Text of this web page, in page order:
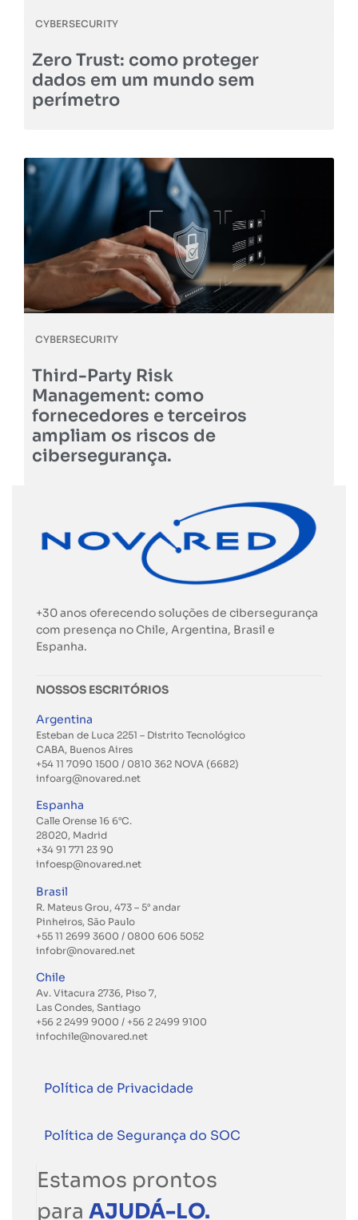
CYBERSECURITY
Zero Trust: como proteger
dados em um mundo sem
perímetro
CYBERSECURITY
Third-Party Risk
Management: como
fornecedores e terceiros
ampliam os riscos de
cibersegurança.
+30 anos oferecendo soluções de cibersegurança
com presença no Chile, Argentina, Brasil e
Espanha.
NOSSOS ESCRITÓRIOS
Argentina
Esteban de Luca 2251 – Distrito Tecnológico
CABA, Buenos Aires
+54 11 7090 1500 / 0810 362 NOVA (6682)
infoarg@novared.net
Espanha
Calle Orense 16 6°C.
28020, Madrid
+34 91 771 23 90
infoesp@novared.net
Brasil
R. Mateus Grou, 473 – 5° andar
Pinheiros, São Paulo
+55 11 2699 3600 / 0800 606 5052
infobr@novared.net
Chile
Av. Vitacura 2736, Piso 7,
Las Condes, Santiago
+56 2 2499 9000 / +56 2 2499 9100
infochile@novared.net
Política de Privacidade
Política de Segurança do SOC
Estamos prontos
para AJUDÁ-LO.